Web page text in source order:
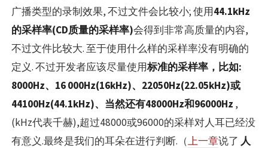
广播类型的录制效果, 不过文件会比较小; 使用44.1kHz
的采样率(CD质量的采样率)会得到非常高质量的内容,
不过文件比较大. 至于使用什么样的采样率没有明确的
定义. 不过开发者应该尽量使用标准的采样率，比如:
8000Hz、16 000Hz(16kHz)、22050Hz(22.05kHz)或
44100Hz(44.1kHz)、当然还有48000Hz和96000Hz ,
(kHz代表千赫),超过48000或96000的采样对人耳已经没
有意义.最终是我们的耳朵在进行判断.（上一章说了 人